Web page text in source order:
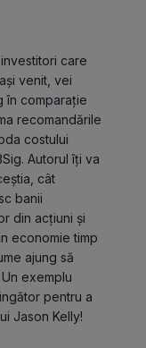
care
venit, vei
în comparație
recomandările
costului
Autorul îți va
cât
banii
din acțiuni și
economie timp
ajung să
exemplu
pentru a